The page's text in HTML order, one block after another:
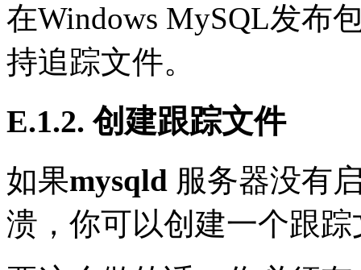
在Windows MySQL发布
持追踪文件。
E.1.2. 创建跟踪文件
如果mysqld 服务器没有
溃，你可以创建一个跟